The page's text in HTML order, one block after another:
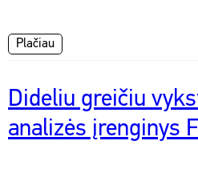
Plačiau
Dideliu greičiu
analizės įrenginys